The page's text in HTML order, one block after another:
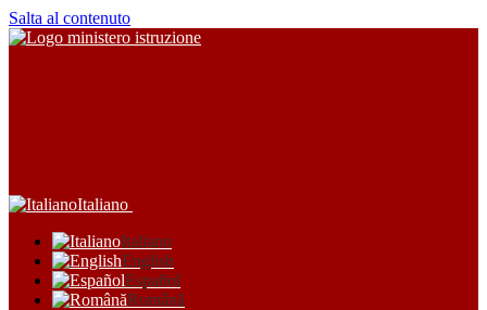
Salta al contenuto
Italiano
Italiano
English
Español
Română